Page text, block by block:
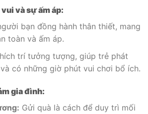
và sự ấm áp:
bạn đồng hành thân thiết, mang
toàn và ấm áp.
trí tưởng tượng, giúp trẻ phát
có những giờ phút vui chơi bổ ích.
gia đình:
Gửi quà là cách để duy trì mối